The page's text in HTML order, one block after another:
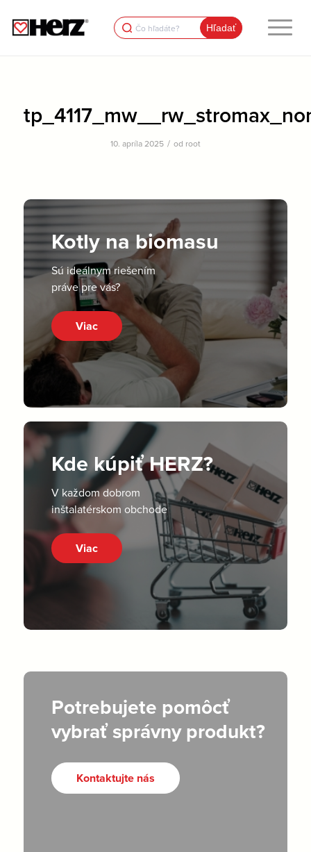
Search
for:
10. apríla 2025 / od root
Kotly na biomasu
Sú ideálnym riešením
práve pre vás?
Viac
Kde kúpiť HERZ?
V každom dobrom
inštalatérskom obchode
Viac
Potrebujete pomôcť
vybrať správny produkt?
Kontaktujte nás